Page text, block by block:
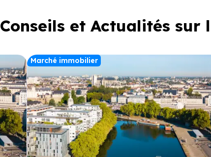
Conseils et Actualités
Marché immobilier